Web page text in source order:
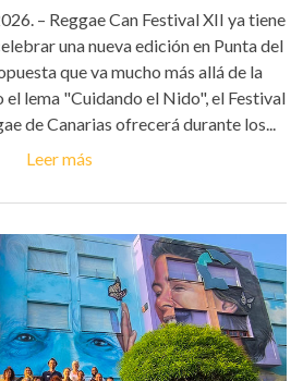
– Reggae Can Festival XII ya tiene
una nueva edición en Punta del
que va mucho más allá de la
lema "Cuidando el Nido", el Festival
de Canarias ofrecerá durante los...
Leer más